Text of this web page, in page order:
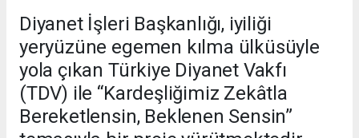
Diyanet İşleri Başkanlığı, iyiliği
yeryüzüne egemen kılma ülküsüyle
yola çıkan Türkiye Diyanet Vakfı
(TDV) ile “Kardeşliğimiz Zekâtla
Bereketlensin, Beklenen Sensin”